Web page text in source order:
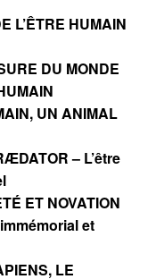
L’ÊTRE HUMAIN
DU MONDE
UN ANIMAL
– L’être
ET NOVATION
et
LE